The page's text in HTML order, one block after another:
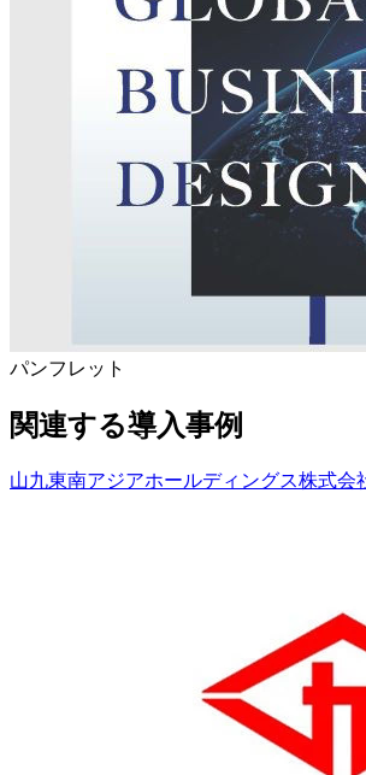
パンフレット
関連する導入事例
山九東南アジアホールディングス株式会